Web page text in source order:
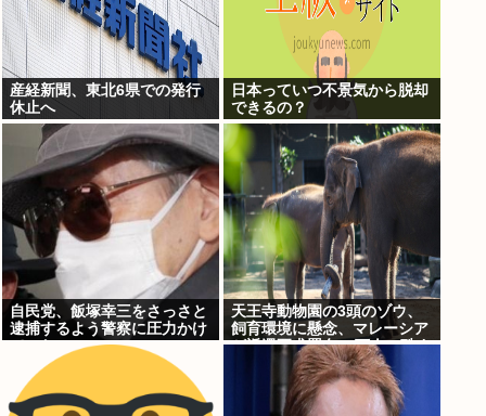
産経新聞、東北6県での発行
休止へ
日本っていつ不景気から脱却
できるの？
自民党、飯塚幸三をさっさと
逮捕するよう警察に圧力かけ
ていたwww
天王寺動物園の3頭のゾウ、
飼育環境に懸念、マレーシア
が返還要求署名17万人。酷す
ぎる日本の動物園